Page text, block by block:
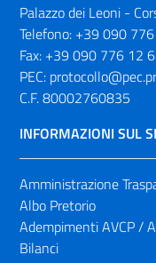
Palazzo dei Leoni -
Telefono: +39 090
Fax: +39 090 776 12
PEC:
C.F. 80002760835
INFORMAZIONI SUL
Amministrazione
Albo Pretorio
Adempimenti AVCP /
Bilanci